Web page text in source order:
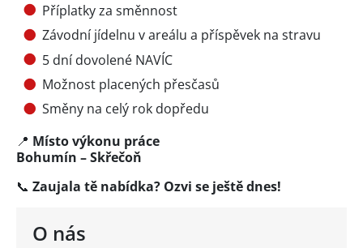
O nás
Příplatky za směnnost
Závodní jídelnu v areálu a příspěvek na stravu
5 dní dovolené NAVÍC
Možnost placených přesčasů
Směny na celý rok dopředu
📍 Místo výkonu práce
Bohumín – Skřečoň
📞 Zaujala tě nabídka? Ozvi se ještě dnes!